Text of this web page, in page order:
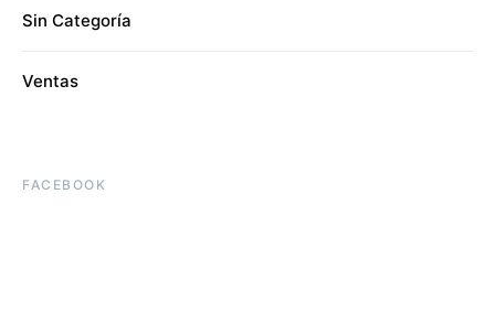
Sin Categoría
Ventas
FACEBOOK